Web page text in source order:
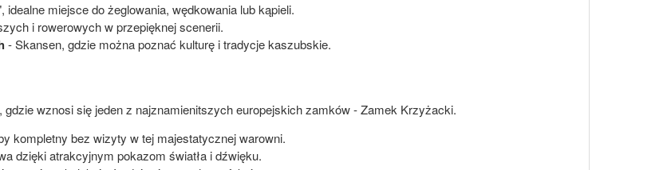
miejsce do żeglowania, wędkowania lub kąpieli.
i rowerowych w przepięknej scenerii.
- Skansen, gdzie można poznać kulturę i tradycje kaszubskie.
wznosi się jeden z najznamienitszych europejskich zamków - Zamek Krzyżacki.
kompletny bez wizyty w tej majestatycznej warowni.
dzięki atrakcyjnym pokazom światła i dźwięku.